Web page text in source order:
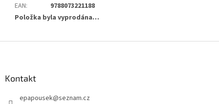
EAN:
9788073221188
Položka byla vyprodána…
Kontakt
epapousek@seznam.cz